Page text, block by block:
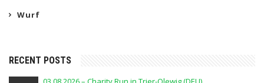
Wurf
RECENT POSTS